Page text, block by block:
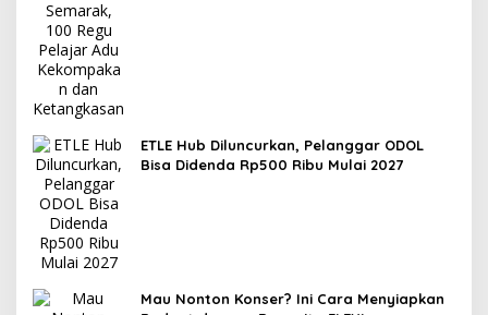
ETLE Hub Diluncurkan, Pelanggar ODOL
Bisa Didenda Rp500 Ribu Mulai 2027
Mau Nonton Konser? Ini Cara Menyiapkan